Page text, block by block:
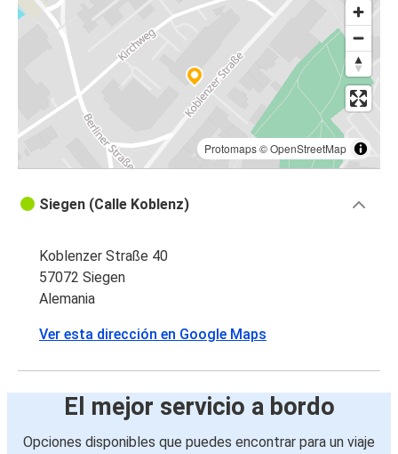
Ginebra
Ginebra
Siegen
Fráncfort del Meno
Siegen
Siegen
Lloret de Mar
Siegen
Protomaps©OpenStreetMap
Siegen (Calle Koblenz)
Koblenzer Straße 40
57072 Siegen
Alemania
Ver esta dirección en Google Maps
El mejor servicio a bordo
Opciones disponibles que puedes encontrar para un viaje